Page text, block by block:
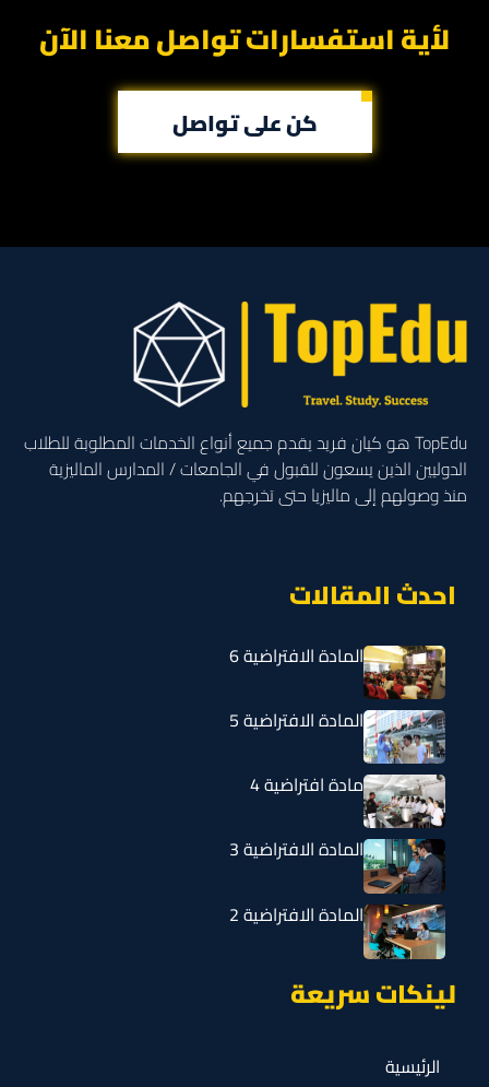
لأية استفسارات تواصل معنا الآن
كن على تواصل
TopEdu هو كيان فريد يقدم جميع أنواع الخدمات المطلوبة للطلاب
الدوليين الذين يسعون للقبول في الجامعات / المدارس الماليزية
منذ وصولهم إلى ماليزيا حتى تخرجهم.
احدث المقالات
المادة الافتراضية 6
المادة الافتراضية 5
مادة افتراضية 4
المادة الافتراضية 3
المادة الافتراضية 2
لينكات سريعة
الرئيسية